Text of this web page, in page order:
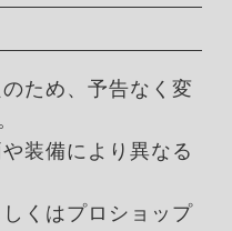
ため、予告なく変
装備により異なる
くはプロショップ